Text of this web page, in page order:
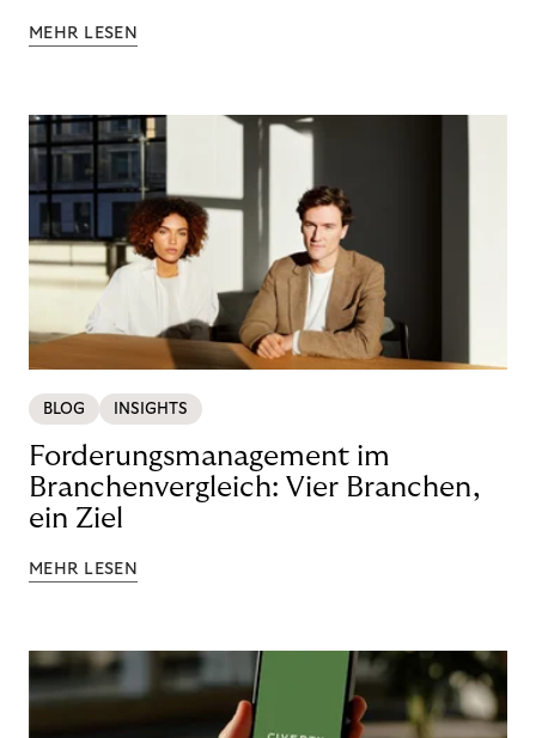
MEHR LESEN
BLOG INSIGHTS
Forderungsmanagement im
Branchenvergleich: Vier Branchen,
ein Ziel
MEHR LESEN